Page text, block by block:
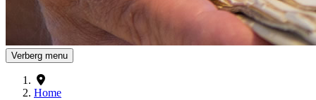
Verberg menu
Home